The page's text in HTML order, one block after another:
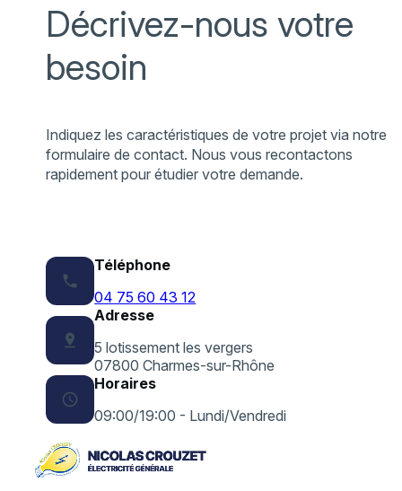
Décrivez-nous votre
besoin
Indiquez les caractéristiques de votre projet via notre
formulaire de contact. Nous vous recontactons
rapidement pour étudier votre demande.
phone
Téléphone
04 75 60 43 12
pin_drop
Adresse
5 lotissement les vergers
07800 Charmes-sur-Rhône
schedule
Horaires
09:00/19:00 - Lundi/Vendredi